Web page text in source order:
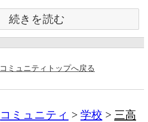
続きを読む
コミュニティトップへ戻る
コミュニティ 学校
三高